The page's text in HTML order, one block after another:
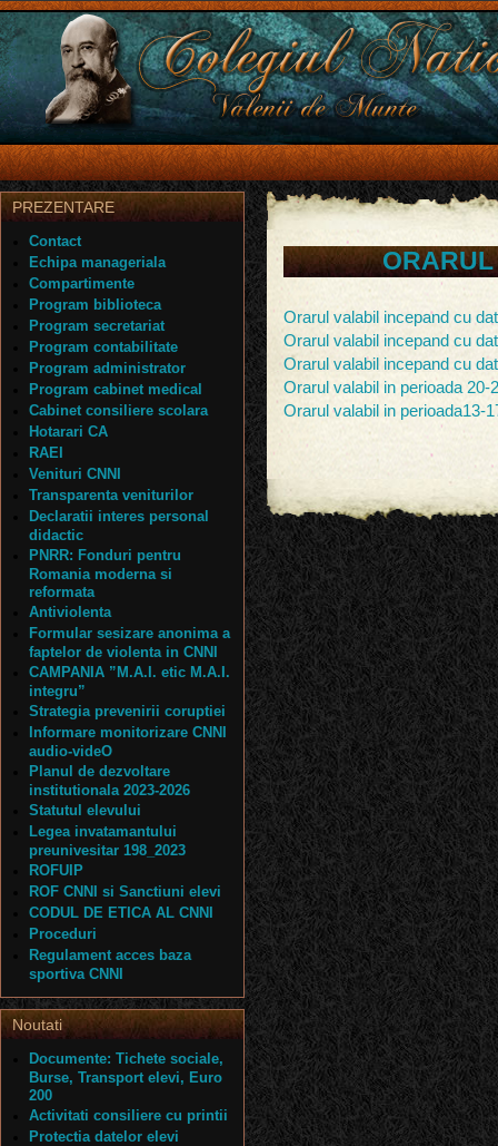
ORARUL
Orarul valabil incepand cu
Orarul valabil incepand cu
Orarul valabil incepand cu
Orarul valabil in perioada 20-
Orarul valabil in perioada13-
PREZENTARE
Contact
Echipa manageriala
Compartimente
Program biblioteca
Program secretariat
Program contabilitate
Program administrator
Program cabinet medical
Cabinet consiliere scolara
Hotarari CA
RAEI
Venituri CNNI
Transparenta veniturilor
Declaratii interes personal
didactic
PNRR: Fonduri pentru
Romania moderna si
reformata
Antiviolenta
Formular sesizare anonima a
faptelor de violenta in CNNI
CAMPANIA ”M.A.I. etic M.A.I.
integru”
Strategia prevenirii coruptiei
Informare monitorizare CNNI
audio-videO
Planul de dezvoltare
institutionala 2023-2026
Statutul elevului
Legea invatamantului
preunivesitar 198_2023
ROFUIP
ROF CNNI si Sanctiuni elevi
CODUL DE ETICA AL CNNI
Proceduri
Regulament acces baza
sportiva CNNI
Noutati
Documente: Tichete sociale,
Burse, Transport elevi, Euro
200
Activitati consiliere cu printii
Protectia datelor elevi